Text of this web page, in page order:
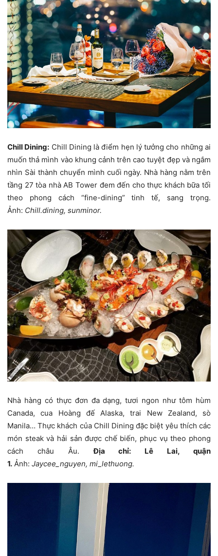
Chill Dining: Chill Dining là điểm hẹn lý tưởng cho những ai
muốn thả mình vào khung cảnh trên cao tuyệt đẹp và ngắm
nhìn Sài thành chuyển mình cuối ngày. Nhà hàng nằm trên
tầng 27 tòa nhà AB Tower đem đến cho thực khách bữa tối
theo phong cách “fine-dining” tinh tế, sang trọng.
Ảnh: Chill.dining, sunminor.
Nhà hàng có thực đơn đa dạng, tươi ngon như tôm hùm
Canada, cua Hoàng đế Alaska, trai New Zealand, sò
Manila… Thực khách của Chill Dining đặc biệt yêu thích các
món steak và hải sản được chế biến, phục vụ theo phong
cách châu Âu.Địa chỉ: Lê Lai, quận
1. Ảnh: Jaycee_nguyen, mi_lethuong.